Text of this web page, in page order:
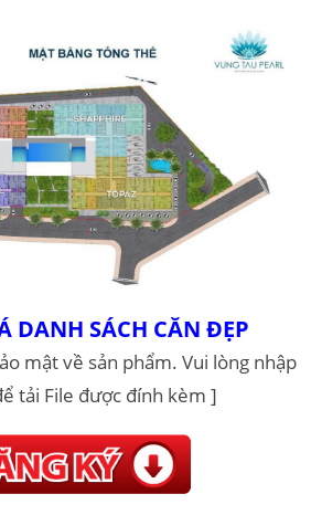
DANH SÁCH CĂN ĐẸP
mật về sản phẩm. Vui lòng nhập
tải File được đính kèm ]